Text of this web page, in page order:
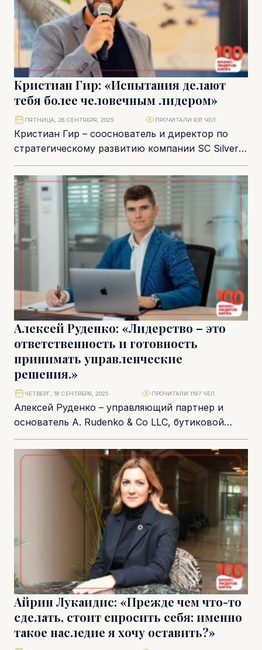
Кристиан Гир: «Испытания делают
тебя более человечным лидером»
Кристиан Гир – сооснователь и директор по
стратегическому развитию компании SC Silver
Consultancy, а также Президент Кипрско-
Германской бизнес-ассоциации (Cyprus-
Germany Business...
ПЯТНИЦА, 26 СЕНТЯБРЯ, 2025 ПРОЧИТАЛИ 931 ЧЕЛ.
Алексей Руденко: «Лидерство – это
ответственность и готовность
принимать управленческие
решения.»
Алексей Руденко – управляющий партнер и
основатель A. Rudenko & Co LLC, бутиковой
юридической фирмы, специализирующейся на
корпоративном и коммерческом...
ЧЕТВЕРГ, 18 СЕНТЯБРЯ, 2025 ПРОЧИТАЛИ 1197 ЧЕЛ.
Айрин Лукаидис: «Прежде чем что-то
сделать, стоит спросить себя: именно
такое наследие я хочу оставить?»